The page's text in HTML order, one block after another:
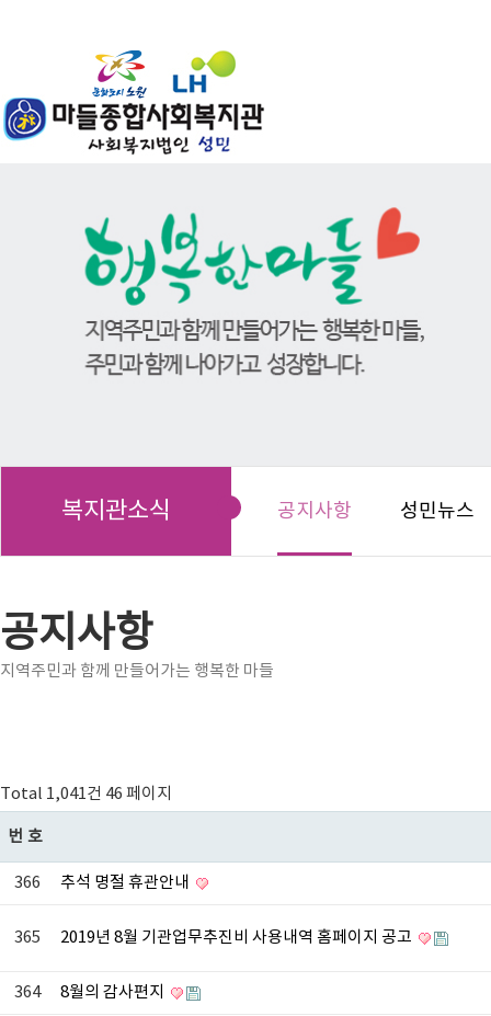
복지관소식 공지사항 성민뉴스
공지사항
지역주민과 함께 만들어가는 행복한 마들
Total 1,041건 46 페이지
번호
366 추석 명절 휴관안내
365 2019년 8월 기관업무추진비 사용내역 홈페이지 공고
364 8월의 감사편지